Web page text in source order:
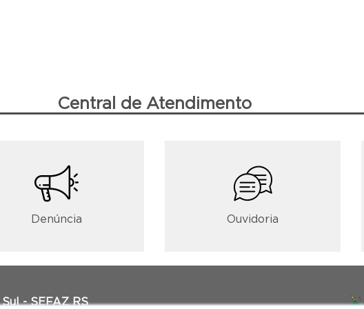
Central de Atendimento
Denúncia Ouvidoria
- SEFAZ RS